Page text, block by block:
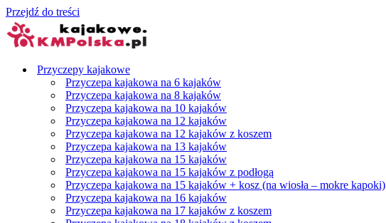
Przejdź do treści
Przyczepy kajakowe
Przyczepa kajakowa na 6 kajaków
Przyczepa kajakowa na 8 kajaków
Przyczepa kajakowa na 10 kajaków
Przyczepa kajakowa na 12 kajaków
Przyczepa kajakowa na 12 kajaków z koszem
Przyczepa kajakowa na 13 kajaków
Przyczepa kajakowa na 15 kajaków
Przyczepa kajakowa na 15 kajaków z podłogą
Przyczepa kajakowa na 15 kajaków + kosz (na wiosła – mokre kapoki)
Przyczepa kajakowa na 16 kajaków
Przyczepa kajakowa na 17 kajaków z koszem